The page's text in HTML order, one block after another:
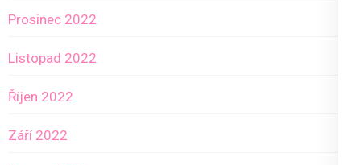
Prosinec 2022
Listopad 2022
Říjen 2022
Září 2022